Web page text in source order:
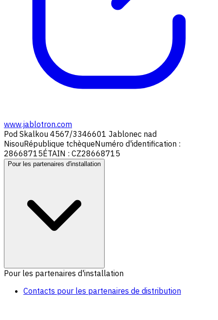
www.jablotron.com
Pod Skalkou 4567/3346601 Jablonec nad
NisouRépublique tchèqueNuméro d'identification :
28668715ÉTAIN : CZ28668715
Pour les partenaires d'installation
Pour les partenaires d'installation
Contacts pour les partenaires de distribution